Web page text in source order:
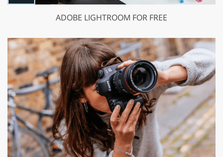
ADOBE LIGHTROOM FOR FREE